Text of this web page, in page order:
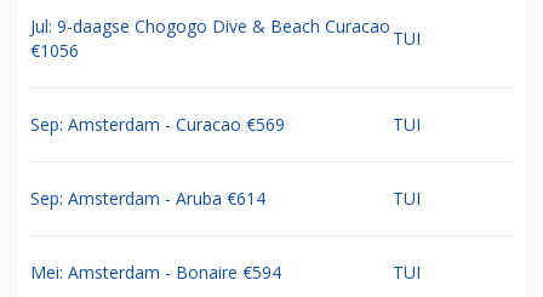
Jul: 9-daagse Chogogo Dive & Beach Curacao
€1056
TUI
Sep: Amsterdam - Curacao €569 TUI
Sep: Amsterdam - Aruba €614 TUI
Mei: Amsterdam - Bonaire €594 TUI